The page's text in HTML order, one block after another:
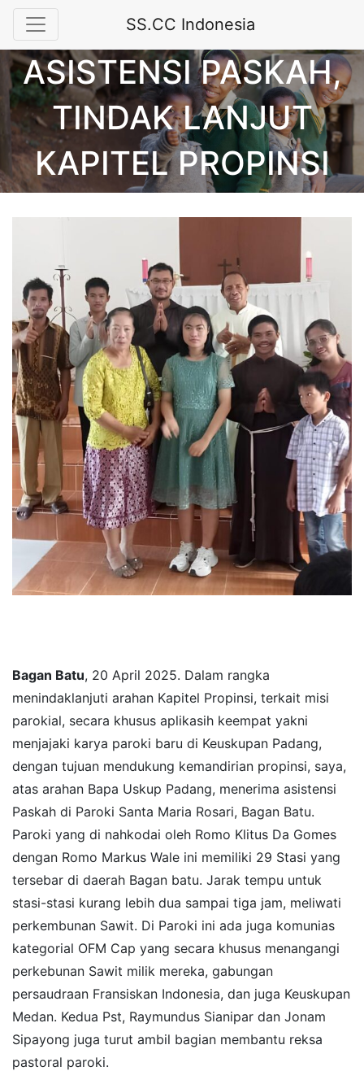
SS.CC Indonesia
ASISTENSI PASKAH,
TINDAK LANJUT
KAPITEL PROPINSI
Bagan Batu, 20 April 2025. Dalam rangka
menindaklanjuti arahan Kapitel Propinsi, terkait misi
parokial, secara khusus aplikasih keempat yakni
menjajaki karya paroki baru di Keuskupan Padang,
dengan tujuan mendukung kemandirian propinsi, saya,
atas arahan Bapa Uskup Padang, menerima asistensi
Paskah di Paroki Santa Maria Rosari, Bagan Batu.
Paroki yang di nahkodai oleh Romo Klitus Da Gomes
dengan Romo Markus Wale ini memiliki 29 Stasi yang
tersebar di daerah Bagan batu. Jarak tempu untuk
stasi-stasi kurang lebih dua sampai tiga jam, meliwati
perkembunan Sawit. Di Paroki ini ada juga komunias
kategorial OFM Cap yang secara khusus menangangi
perkebunan Sawit milik mereka, gabungan
persaudraan Fransiskan Indonesia, dan juga Keuskupan
Medan. Kedua Pst, Raymundus Sianipar dan Jonam
Sipayong juga turut ambil bagian membantu reksa
pastoral paroki.